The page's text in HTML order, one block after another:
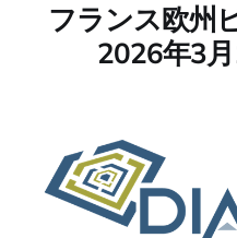
フランス欧州
2026年3